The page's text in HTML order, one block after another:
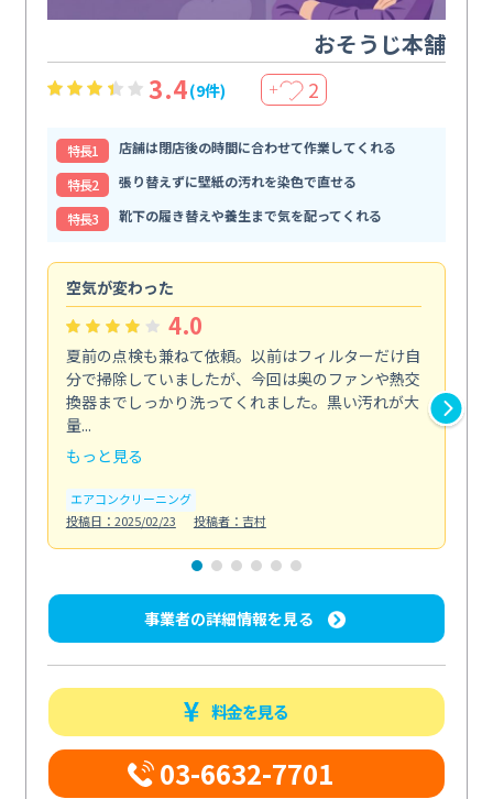
おそうじ本舗
3.4(9件) ＋ 2
特⻑1
店舗は閉店後の時間に合わせて作業してくれる
特⻑2
張り替えずに壁紙の汚れを染色で直せる
特⻑3
靴下の履き替えや養生まで気を配ってくれる
空気が変わった
4.0
夏前の点検も兼ねて依頼。以前はフィルターだけ自
分で掃除していましたが、今回は奥のファンや熱交
換器までしっかり洗ってくれました。黒い汚れが大
量...
もっと見る
エアコンクリーニング
投稿日：2025/02/23
投稿者：吉村
事業者の詳細情報を見る
料金を見る
03-6632-7701